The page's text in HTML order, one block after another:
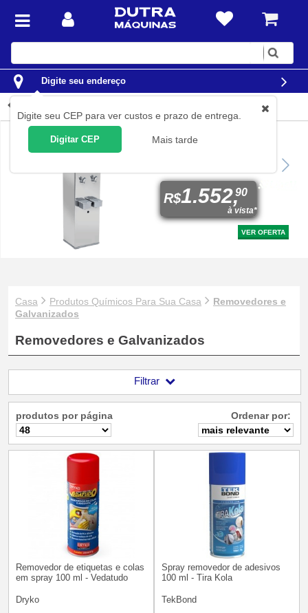
Digite
Digite seu endereço
Digite seu CEP para ver custos e prazo de entrega.
Digitar CEP Mais tarde
Bebedouro industrial de
R$1.552,90
à vista*
VER OFERTA
Casa Produtos Químicos Para Sua Casa
Removedores e
Galvanizados
Removedores e Galvanizados
Filtrar
produtos por página Ordenar por:
Removedor de etiquetas e colas
em spray 100 ml - Vedatudo
Dryko
Spray removedor de adesivos
100 ml - Tira Kola
TekBond